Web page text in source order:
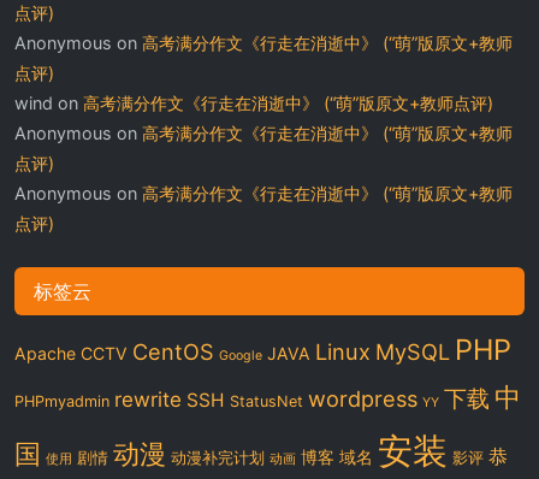
点评)
Anonymous on 高考满分作文《行走在消逝中》 (“萌”版原文+教师
点评)
wind on 高考满分作文《行走在消逝中》 (“萌”版原文+教师点评)
Anonymous on 高考满分作文《行走在消逝中》 (“萌”版原文+教师
点评)
Anonymous on 高考满分作文《行走在消逝中》 (“萌”版原文+教师
点评)
标签云
Apache CCTV CentOS Google JAVA Linux MySQL PHP
PHPmyadmin rewrite SSH StatusNet wordpress YY 下载 中
国 使用 剧情 动漫 动漫补完计划 动画 博客 域名 安装 影评 恭